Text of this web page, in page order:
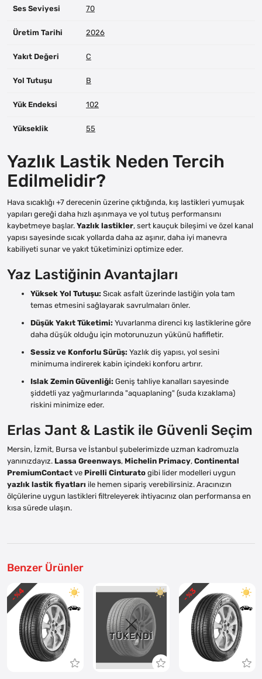
Ses Seviyesi 70
Üretim Tarihi 2026
Yakıt Değeri C
Yol Tutuşu B
Yük Endeksi 102
Yükseklik 55
Yazlık Lastik Neden Tercih
Edilmelidir?
Hava sıcaklığı +7 derecenin üzerine çıktığında, kış lastikleri yumuşak
yapıları gereği daha hızlı aşınmaya ve yol tutuş performansını
kaybetmeye başlar. Yazlık lastikler, sert kauçuk bileşimi ve özel kanal
yapısı sayesinde sıcak yollarda daha az aşınır, daha iyi manevra
kabiliyeti sunar ve yakıt tüketiminizi optimize eder.
Yaz Lastiğinin Avantajları
Yüksek Yol Tutuşu: Sıcak asfalt üzerinde lastiğin yola tam
temas etmesini sağlayarak savrulmaları önler.
Düşük Yakıt Tüketimi: Yuvarlanma direnci kış lastiklerine göre
daha düşük olduğu için motorunuzun yükünü hafifletir.
Sessiz ve Konforlu Sürüş: Yazlık diş yapısı, yol sesini
minimuma indirerek kabin içindeki konforu artırır.
Islak Zemin Güvenliği: Geniş tahliye kanalları sayesinde
şiddetli yaz yağmurlarında "aquaplaning" (suda kızaklama)
riskini minimize eder.
Erlas Jant & Lastik ile Güvenli Seçim
Mersin, İzmit, Bursa ve İstanbul şubelerimizde uzman kadromuzla
yanınızdayız. Lassa Greenways, Michelin Primacy, Continental
PremiumContact ve Pirelli Cinturato gibi lider modelleri uygun
yazlık lastik fiyatları ile hemen sipariş verebilirsiniz. Aracınızın
ölçülerine uygun lastikleri filtreleyerek ihtiyacınız olan performansa en
kısa sürede ulaşın.
Benzer Ürünler
- %
4
TÜKENDI
- %
3